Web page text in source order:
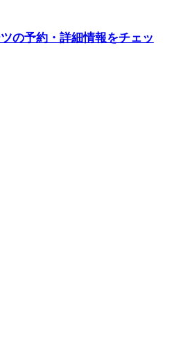
の予約・詳細情報をチェッ